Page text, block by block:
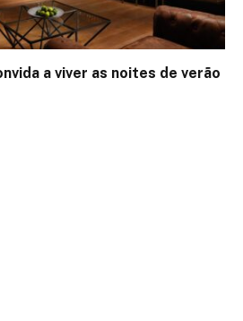
a viver as noites de verão